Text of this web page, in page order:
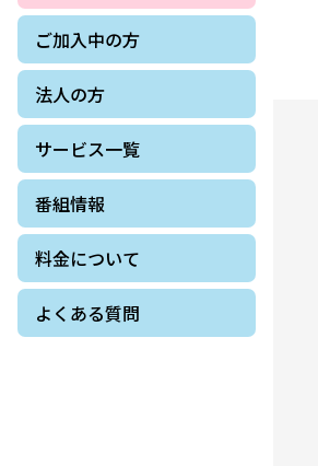
ご加入中の方
法人の方
サービス一覧
番組情報
料金について
よくある質問